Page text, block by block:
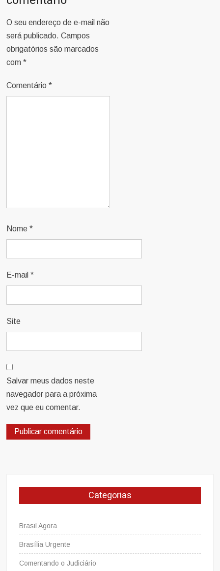
O seu endereço de e-mail não
será publicado. Campos
obrigatórios são marcados
com*
Comentário*
Nome*
E-mail*
Site
Salvar meus dados neste
navegador para a próxima
vez que eu comentar.
Categorias
Brasil Agora
Brasília Urgente
Comentando o Judiciário